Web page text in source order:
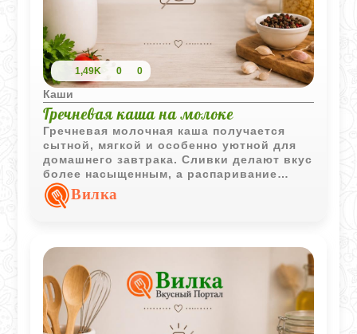
1,49K 0 0
Каши
Гречневая каша на молоке
Гречневая молочная каша получается
сытной, мягкой и особенно уютной для
домашнего завтрака. Сливки делают вкус
более насыщенным, а распаривание
помогает крупе стать ещё ароматнее.
Вилка